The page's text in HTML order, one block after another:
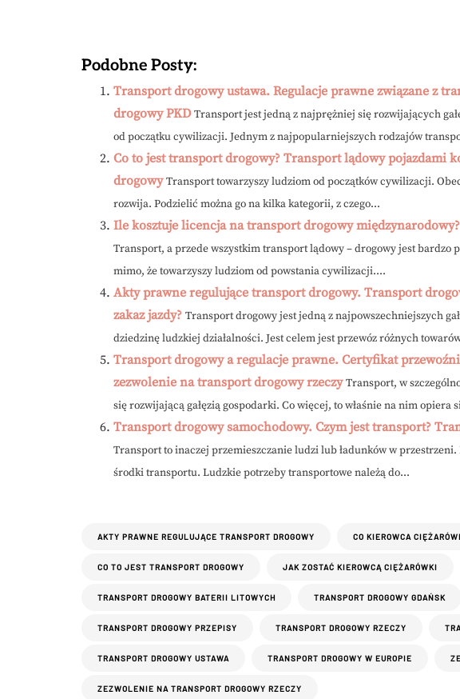
Podobne Posty:
Transport drogowy ustawa. Regulacje prawne związane z
drogowy PKD Transport jest jedną z najprężniej się rozwijających
od początku cywilizacji. Jednym z najpopularniejszych rodzajów
Co to jest transport drogowy? Transport lądowy pojazdami
drogowy Transport towarzyszy ludziom od początków cywilizacji.
rozwija. Podzielić można go na kilka kategorii, z czego...
Ile kosztuje licencja na transport drogowy
Transport, a przede wszystkim transport lądowy – drogowy jest bardzo
mimo, że towarzyszy ludziom od powstania cywilizacji....
Akty prawne regulujące transport drogowy. Transport
zakaz jazdy? Transport drogowy jest jedną z najpowszechniejszych
dziedzinę ludzkiej działalności. Jest celem jest przewóz różnych
Transport drogowy a regulacje prawne. Certyfikat
zezwolenie na transport drogowy rzeczy Transport, w
się rozwijającą gałęzią gospodarki. Co więcej, to właśnie na nim opiera
Transport drogowy samochodowy. Czym jest transport?
Transport to inaczej przemieszczanie ludzi lub ładunków w
środki transportu. Ludzkie potrzeby transportowe należą do...
AKTY PRAWNE REGULUJĄCE TRANSPORT DROGOWY CO KIEROWCA
CO TO JEST TRANSPORT DROGOWY JAK ZOSTAĆ KIEROWCĄ CIĘŻARÓWKI
TRANSPORT DROGOWY BATERII LITOWYCH TRANSPORT DROGOWY GDAŃSK
TRANSPORT DROGOWY PRZEPISY TRANSPORT DROGOWY RZECZY
TRANSPORT DROGOWY USTAWA TRANSPORT DROGOWY W EUROPIE
ZEZWOLENIE NA TRANSPORT DROGOWY RZECZY